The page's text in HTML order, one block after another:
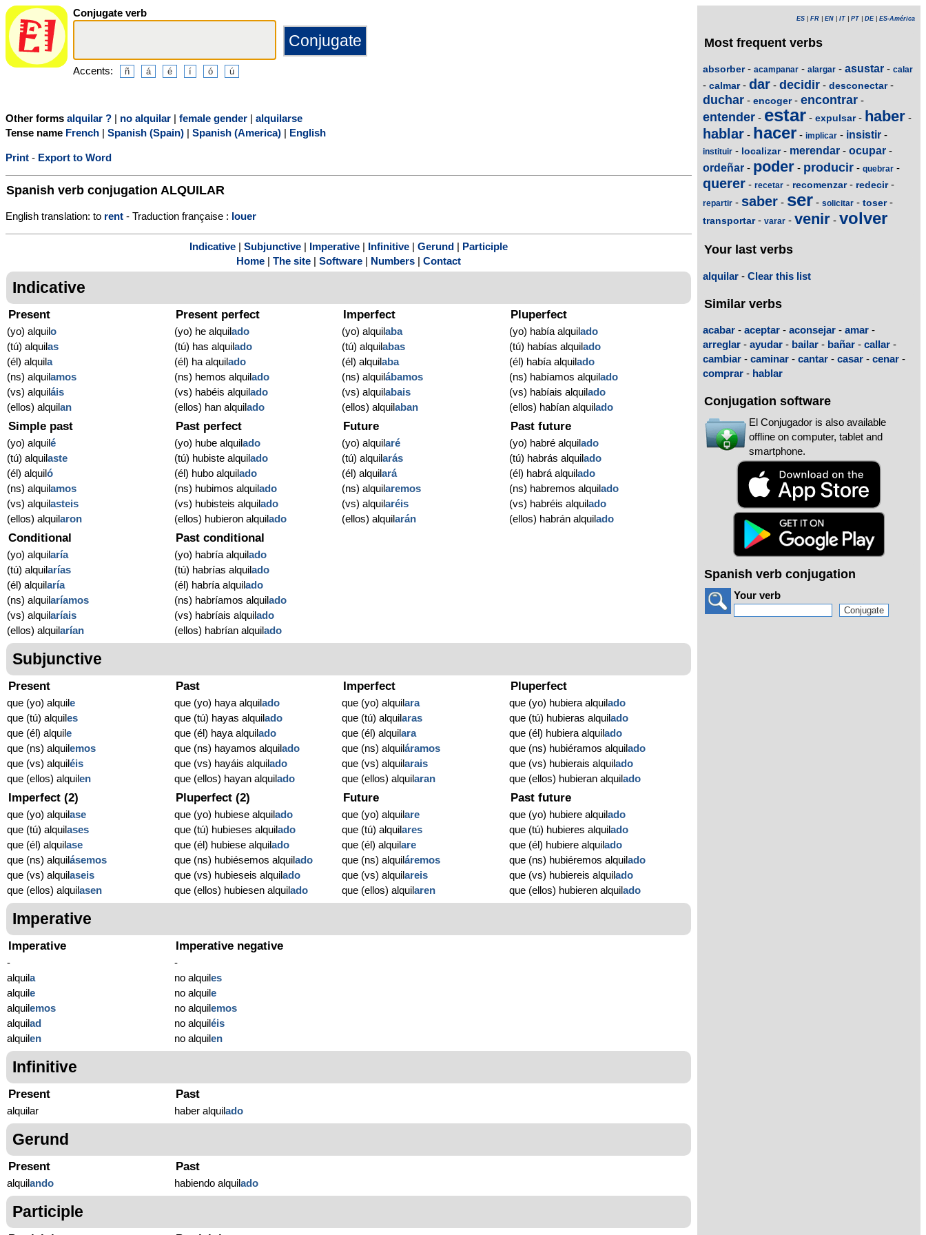
Conjugate verb
Accents:
Other forms alquilar ? | no alquilar | female gender | alquilarse
Tense name French | Spanish (Spain) | Spanish (America) | English
Print - Export to Word
Spanish verb conjugation ALQUILAR
English translation: to rent - Traduction française : louer
Indicative Subjunctive Imperative Infinitive Gerund
Participle
Home
The site Software Numbers Contact
Indicative
Present
(yo) alquilo
(tú) alquilas
(él) alquila
(ns) alquilamos
(vs) alquiláis
(ellos) alquilan
Present perfect
(yo) he alquilado
(tú) has alquilado
(él) ha alquilado
(ns) hemos alquilado
(vs) habéis alquilado
(ellos) han alquilado
Imperfect
(yo) alquilaba
(tú) alquilabas
(él) alquilaba
(ns) alquilábamos
(vs) alquilabais
(ellos) alquilaban
Pluperfect
(yo) había alquilado
(tú) habías alquilado
(él) había alquilado
(ns) habíamos alquilado
(vs) habíais alquilado
(ellos) habían alquilado
Simple past
(yo) alquilé
(tú) alquilaste
(él) alquiló
(ns) alquilamos
(vs) alquilasteis
(ellos) alquilaron
Past perfect
(yo) hube alquilado
(tú) hubiste alquilado
(él) hubo alquilado
(ns) hubimos alquilado
(vs) hubisteis alquilado
(ellos) hubieron alquilado
Future
(yo) alquilaré
(tú) alquilarás
(él) alquilará
(ns) alquilaremos
(vs) alquilaréis
(ellos) alquilarán
Past future
(yo) habré alquilado
(tú) habrás alquilado
(él) habrá alquilado
(ns) habremos alquilado
(vs) habréis alquilado
(ellos) habrán alquilado
Conditional
(yo) alquilaría
(tú) alquilarías
(él) alquilaría
(ns) alquilaríamos
(vs) alquilaríais
(ellos) alquilarían
Past conditional
(yo) habría alquilado
(tú) habrías alquilado
(él) habría alquilado
(ns) habríamos alquilado
(vs) habríais alquilado
(ellos) habrían alquilado
Subjunctive
Present
que (yo) alquile
que (tú) alquiles
que (él) alquile
que (ns) alquilemos
que (vs) alquiléis
que (ellos) alquilen
Past
que (yo) haya alquilado
que (tú) hayas alquilado
que (él) haya alquilado
que (ns) hayamos alquilado
que (vs) hayáis alquilado
que (ellos) hayan alquilado
Imperfect
que (yo) alquilara
que (tú) alquilaras
que (él) alquilara
que (ns) alquiláramos
que (vs) alquilarais
que (ellos) alquilaran
Pluperfect
que (yo) hubiera alquilado
que (tú) hubieras alquilado
que (él) hubiera alquilado
que (ns) hubiéramos alquilado
que (vs) hubierais alquilado
que (ellos) hubieran alquilado
Imperfect (2)
que (yo) alquilase
que (tú) alquilases
que (él) alquilase
que (ns) alquilásemos
que (vs) alquilaseis
que (ellos) alquilasen
Pluperfect (2)
que (yo) hubiese alquilado
que (tú) hubieses alquilado
que (él) hubiese alquilado
que (ns) hubiésemos alquilado
que (vs) hubieseis alquilado
que (ellos) hubiesen alquilado
Future
que (yo) alquilare
que (tú) alquilares
que (él) alquilare
que (ns) alquiláremos
que (vs) alquilareis
que (ellos) alquilaren
Past future
que (yo) hubiere alquilado
que (tú) hubieres alquilado
que (él) hubiere alquilado
que (ns) hubiéremos alquilado
que (vs) hubiereis alquilado
que (ellos) hubieren alquilado
Imperative
Imperative
-
alquila
alquile
alquilemos
alquilad
alquilen
Imperative negative
-
no alquiles
no alquile
no alquilemos
no alquiléis
no alquilen
Infinitive
Present
alquilar
Past
haber alquilado
Gerund
Present
alquilando
Past
habiendo alquilado
Participle
ES FR EN IT PT DE| ES-América
Most frequent verbs
absorber- acampanar - alargar - asustar - calar
- calmar- dar - decidir - desconectar-
duchar - encoger- encontrar -
entender - estar - expulsar- haber -
hablar - hacer - implicar - insistir -
instituir - localizar- merendar - ocupar -
ordeñar - poder - producir - quebrar -
querer - recetar - recomenzar- redecir-
repartir - saber - ser - solicitar - toser-
transportar- varar - venir - volver
Your last verbs
alquilar - Clear this list
Similar verbs
acabar - aceptar - aconsejar - amar -
arreglar - ayudar - bailar - bañar - callar -
cambiar - caminar - cantar - casar - cenar -
comprar - hablar
Conjugation software
El Conjugador is also available
offline on computer, tablet and
smartphone.
Spanish verb conjugation
Your verb